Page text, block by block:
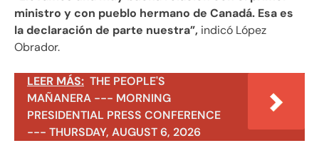
ministro y con pueblo hermano de Canadá. Esa es
la declaración de parte nuestra”, indicó López
Obrador.
LEER MÁS: THE PEOPLE'S
MAÑANERA --- MORNING
PRESIDENTIAL PRESS CONFERENCE
--- THURSDAY, AUGUST 6, 2026